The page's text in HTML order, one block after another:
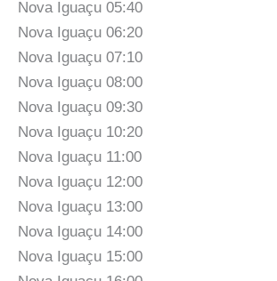
Nova Iguaçu 05:40
Nova Iguaçu 06:20
Nova Iguaçu 07:10
Nova Iguaçu 08:00
Nova Iguaçu 09:30
Nova Iguaçu 10:20
Nova Iguaçu 11:00
Nova Iguaçu 12:00
Nova Iguaçu 13:00
Nova Iguaçu 14:00
Nova Iguaçu 15:00